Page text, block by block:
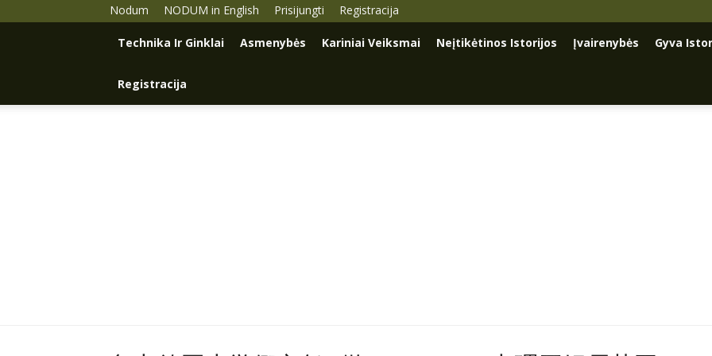
Nodum NODUM in English Prisijungti Registracija
Technika Ir Ginklai Asmenybės Kariniai Veiksmai Neįtikėtinos Istorijos Įvairenybės Gyva
Registracija